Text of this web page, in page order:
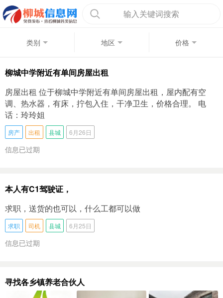
输入关键词搜索
类别 地区 价格
柳城中学附近有单间房屋出租
房屋出租 位于柳城中学附近有单间房屋出租，屋内配有空
调、热水器，有床，拧包入住，干净卫生，价格合理。 电
话：玲玲姐
房产 出租 县城 6月26日
信息已过期
本人有C1驾驶证，
求职，送货的也可以，什么工都可以做
求职 司机 县城 6月25日
信息已过期
寻找各乡镇养老合伙人